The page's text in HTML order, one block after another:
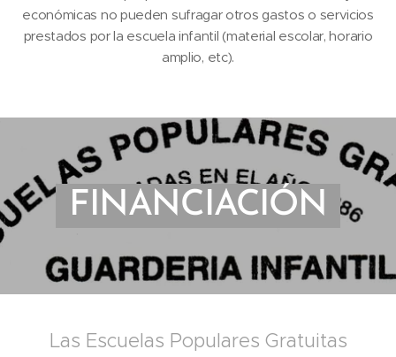
económicas no pueden sufragar otros gastos o servicios
prestados por la escuela infantil (material escolar, horario
amplio, etc).
FINANCIACIÓN
Las Escuelas Populares Gratuitas